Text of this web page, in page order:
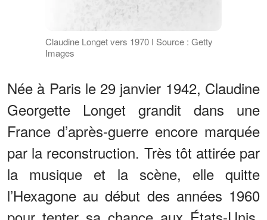
Claudine Longet vers 1970 I Source : Getty
Images
Née à Paris le 29 janvier 1942, Claudine
Georgette Longet grandit dans une
France d’après-guerre encore marquée
par la reconstruction. Très tôt attirée par
la musique et la scène, elle quitte
l’Hexagone au début des années 1960